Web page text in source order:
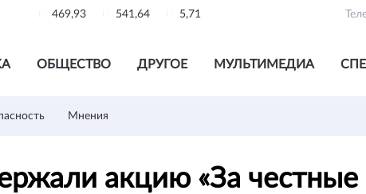
469,93 541,64 5,71
ОБЩЕСТВО ДРУГОЕ МУЛЬТИМЕДИА
Мнения
акцию «За